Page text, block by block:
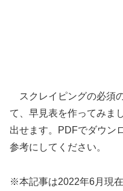
スクレイピングの必須
て、早見表を作ってみま
出せます。PDFでダウン
参考にしてください。
※本記事は2022年6月現